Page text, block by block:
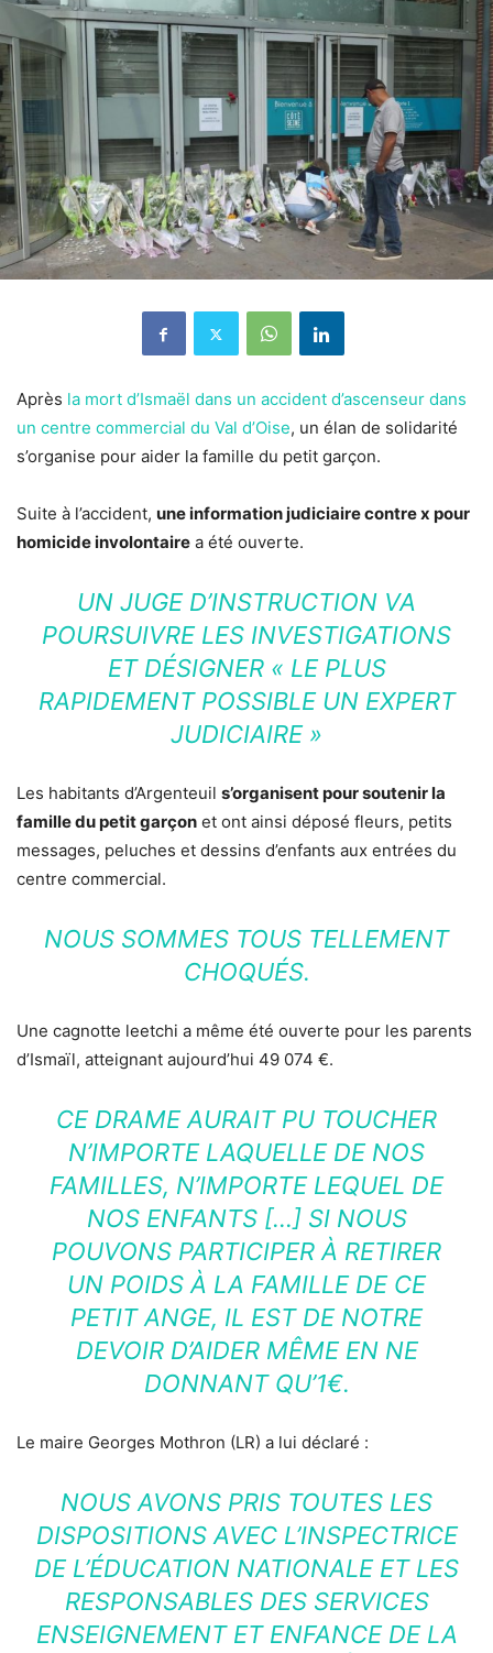
Après la mort d’Ismaël dans un accident d’ascenseur dans
un centre commercial du Val d’Oise, un élan de solidarité
s’organise pour aider la famille du petit garçon.
Suite à l’accident, une information judiciaire contre x pour
homicide involontaire a été ouverte.
UN JUGE D’INSTRUCTION VA
POURSUIVRE LES INVESTIGATIONS
ET DÉSIGNER « LE PLUS
RAPIDEMENT POSSIBLE UN EXPERT
JUDICIAIRE »
Les habitants d’Argenteuil s’organisent pour soutenir la
famille du petit garçon et ont ainsi déposé fleurs, petits
messages, peluches et dessins d’enfants aux entrées du
centre commercial.
NOUS SOMMES TOUS TELLEMENT
CHOQUÉS.
Une cagnotte leetchi a même été ouverte pour les parents
d’Ismaïl, atteignant aujourd’hui 49 074 €.
CE DRAME AURAIT PU TOUCHER
N’IMPORTE LAQUELLE DE NOS
FAMILLES, N’IMPORTE LEQUEL DE
NOS ENFANTS […] SI NOUS
POUVONS PARTICIPER À RETIRER
UN POIDS À LA FAMILLE DE CE
PETIT ANGE, IL EST DE NOTRE
DEVOIR D’AIDER MÊME EN NE
DONNANT QU’1€.
Le maire Georges Mothron (LR) a lui déclaré :
NOUS AVONS PRIS TOUTES LES
DISPOSITIONS AVEC L’INSPECTRICE
DE L’ÉDUCATION NATIONALE ET LES
RESPONSABLES DES SERVICES
ENSEIGNEMENT ET ENFANCE DE LA